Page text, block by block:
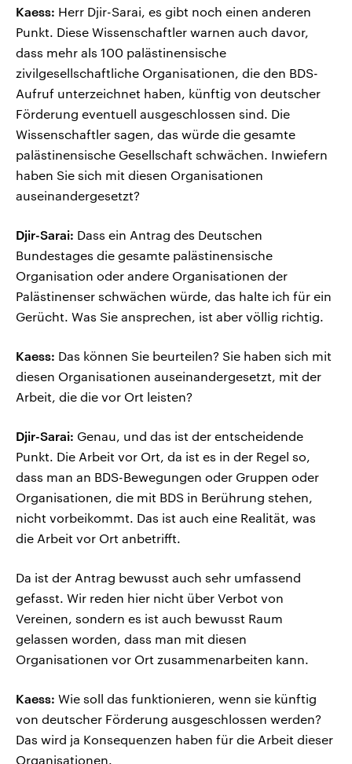
Kaess: Herr Djir-Sarai, es gibt noch einen anderen
Punkt. Diese Wissenschaftler warnen auch davor,
dass mehr als 100 palästinensische
zivilgesellschaftliche Organisationen, die den BDS-
Aufruf unterzeichnet haben, künftig von deutscher
Förderung eventuell ausgeschlossen sind. Die
Wissenschaftler sagen, das würde die gesamte
palästinensische Gesellschaft schwächen. Inwiefern
haben Sie sich mit diesen Organisationen
auseinandergesetzt?
Djir-Sarai: Dass ein Antrag des Deutschen
Bundestages die gesamte palästinensische
Organisation oder andere Organisationen der
Palästinenser schwächen würde, das halte ich für ein
Gerücht. Was Sie ansprechen, ist aber völlig richtig.
Kaess: Das können Sie beurteilen? Sie haben sich mit
diesen Organisationen auseinandergesetzt, mit der
Arbeit, die die vor Ort leisten?
Djir-Sarai: Genau, und das ist der entscheidende
Punkt. Die Arbeit vor Ort, da ist es in der Regel so,
dass man an BDS-Bewegungen oder Gruppen oder
Organisationen, die mit BDS in Berührung stehen,
nicht vorbeikommt. Das ist auch eine Realität, was
die Arbeit vor Ort anbetrifft.
Da ist der Antrag bewusst auch sehr umfassend
gefasst. Wir reden hier nicht über Verbot von
Vereinen, sondern es ist auch bewusst Raum
gelassen worden, dass man mit diesen
Organisationen vor Ort zusammenarbeiten kann.
Kaess: Wie soll das funktionieren, wenn sie künftig
von deutscher Förderung ausgeschlossen werden?
Das wird ja Konsequenzen haben für die Arbeit dieser
Organisationen.